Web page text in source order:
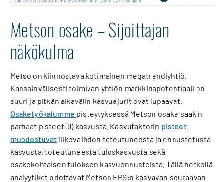
Metson osake – Sijoittajan
näkökulma
Metso on kiinnostava kotimainen megatrendiyhtiö.
Kansainvälisesti toimivan yhtiön markkinapotentiaali on
suuri ja pitkän aikavälin kasvuajurit ovat lupaavat.
Osaketyökalumme pisteytyksessä Metson osake saakin
parhaat pisteet (9) kasvusta. Kasvufaktorin pisteet
muodostuvat liikevaihdon toteutuneesta ja ennustetusta
kasvusta, toteutuneesta tuloskasvusta sekä
osakekohtaisen tuloksen kasvuennusteista. Tällä hetkellä
analyytikot odottavat Metson EPS:n kasvavan seuraavan